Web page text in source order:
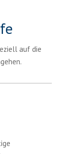
auf die